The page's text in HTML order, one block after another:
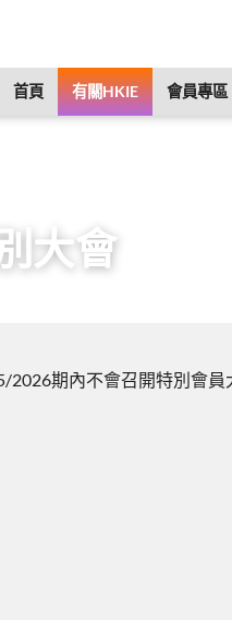
首頁 有關HKIE 會員專區
大會
2026期內不會召開特別會員